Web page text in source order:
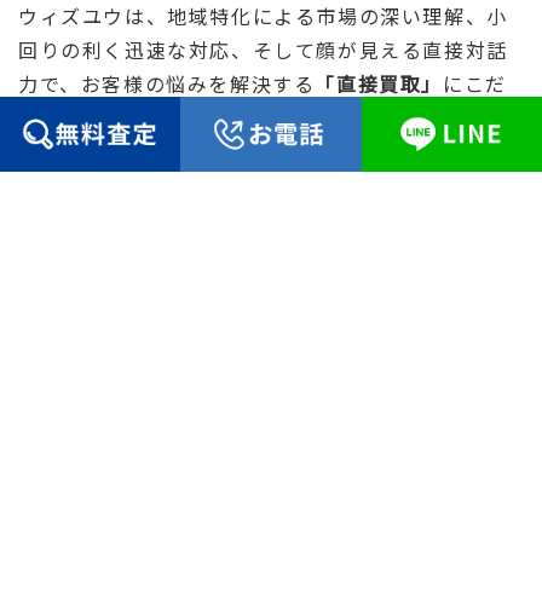
ウィズユウは、地域特化による市場の深い理解、小
回りの利く迅速な対応、そして顔が見える直接対話
力で、お客様の悩みを解決する 「直接買取」 にこだ
わっています。
近隣に知られず、期日までに確実に売却を完了した